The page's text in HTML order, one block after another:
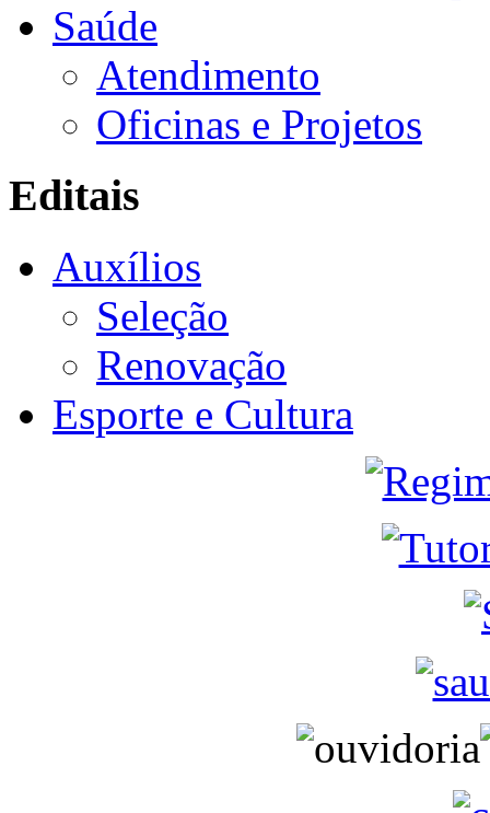
Saúde
Atendimento
Oficinas e Projetos
Editais
Auxílios
Seleção
Renovação
Esporte e Cultura